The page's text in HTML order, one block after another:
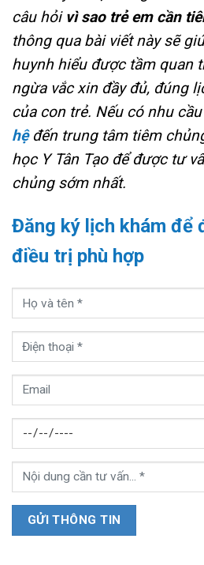
câu hỏi vì sao trẻ em cần
thông qua bài viết này sẽ
huynh hiểu được tầm quan
ngừa vắc xin đầy đủ, đúng
của con trẻ. Nếu có nhu
hệđến trung tâm tiêm
học Y Tân Tạo để được tư
chủng sớm nhất.
Đăng ký lịch khám để
điều trị phù hợp